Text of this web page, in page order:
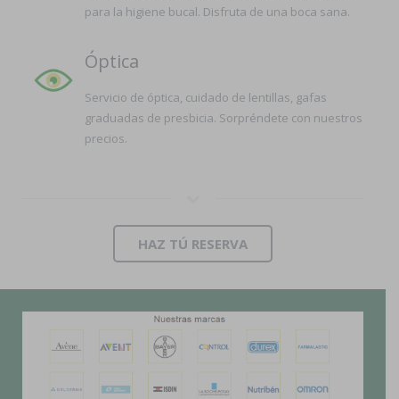
para la higiene bucal. Disfruta de una boca sana.
Óptica
Servicio de óptica, cuidado de lentillas, gafas
graduadas de presbicia. Sorpréndete con nuestros
precios.
HAZ TÚ RESERVA